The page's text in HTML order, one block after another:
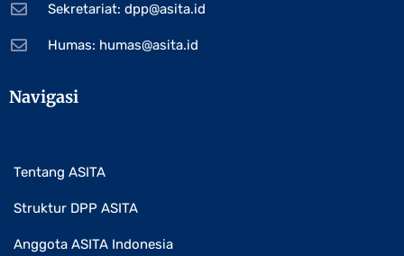
Sekretariat: dpp@asita.id
Humas: humas@asita.id
Navigasi
Tentang ASITA
Struktur DPP ASITA
Anggota ASITA Indonesia